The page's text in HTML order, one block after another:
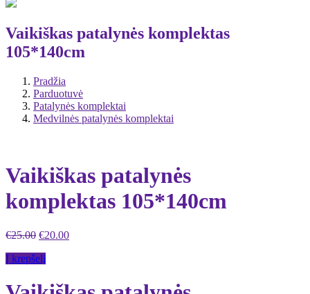
Vaikiškas patalynės komplektas
105*140cm
Pradžia
Parduotuvė
Patalynės komplektai
Medvilnės patalynės komplektai
Vaikiškas patalynės
komplektas 105*140cm
€25.00 €20.00
Į krepšelį